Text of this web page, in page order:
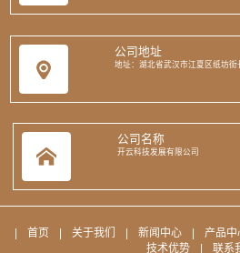
公司地址
地址：湖北省武汉市江夏区纸坊街
公司名称
开云科技发展有限公司
首页 关于我们 新闻中心 产品中
技术优势
联系